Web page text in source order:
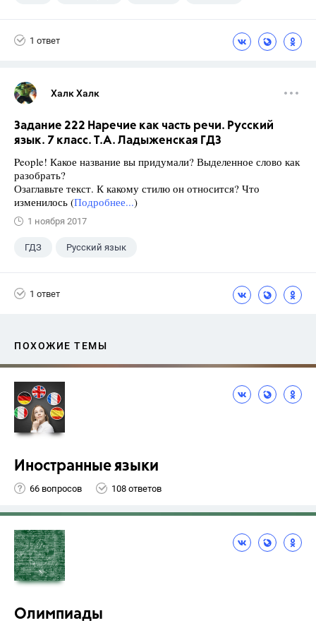
1 ответ
Халк Халк
Задание 222 Наречие как часть речи. Русский
язык. 7 класс. Т.А. Ладыженская ГДЗ
People! Какое название вы придумали? Выделенное слово как
разобрать?
Озаглавьте текст. К какому стилю он относится? Что
изменилось (Подробнее...)
1 ноября 2017
ГДЗ Русский язык
1 ответ
ПОХОЖИЕ ТЕМЫ
Иностранные языки
66 вопросов 108 ответов
Олимпиады